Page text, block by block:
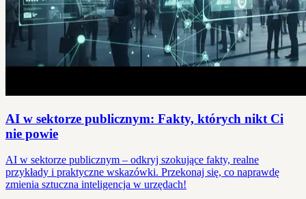
AI w sektorze publicznym: Fakty, których nikt Ci
nie powie
AI w sektorze publicznym – odkryj szokujące fakty, realne
przykłady i praktyczne wskazówki. Przekonaj się, co naprawdę
zmienia sztuczna inteligencja w urzędach!